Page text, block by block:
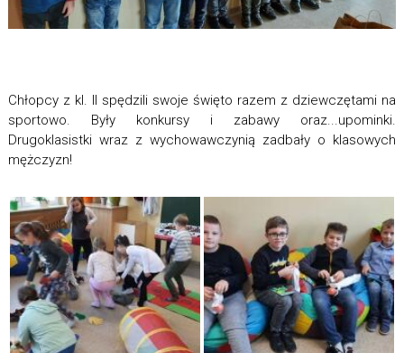
Chłopcy z kl. II spędzili swoje święto razem z dziewczętami na
sportowo. Były konkursy i zabawy oraz...upominki.
Drugoklasistki wraz z wychowawczynią zadbały o klasowych
mężczyzn!